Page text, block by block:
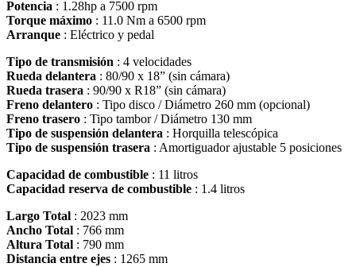
Potencia : 1.28hp a 7500 rpm
Torque máximo : 11.0 Nm a 6500 rpm
Arranque : Eléctrico y pedal
Tipo de transmisión : 4 velocidades
Rueda delantera : 80/90 x 18” (sin cámara)
Rueda trasera : 90/90 x R18” (sin cámara)
Freno delantero : Tipo disco / Diámetro 260 mm (opcional)
Freno trasero : Tipo tambor / Diámetro 130 mm
Tipo de suspensión delantera : Horquilla telescópica
Tipo de suspensión trasera : Amortiguador ajustable 5 posiciones
Capacidad de combustible : 11 litros
Capacidad reserva de combustible : 1.4 litros
Largo Total : 2023 mm
Ancho Total : 766 mm
Altura Total : 790 mm
Distancia entre ejes : 1265 mm